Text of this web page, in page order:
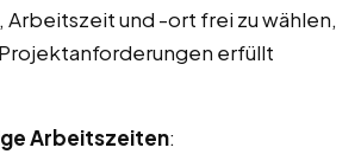
und -ort frei zu wählen,
erfüllt
Arbeitszeiten: